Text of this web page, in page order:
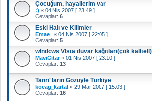
Çocuğum, hayallerim var
:) « 04 Nis 2007 [ 23:49 ]
Cevaplar: 6
Eski Halı ve Kilimler
Emae_ « 04 Nis 2007 [ 22:05 ]
Cevaplar: 5
windows Vista duvar kağıtları(çok kaliteli)
MaviGitar« 01 Nis 2007 [ 23:10 ]
Cevaplar: 13
Tanrı' ların Gözüyle Türkiye
kocag_kartal « 29 Mar 2007 [ 15:03 ]
Cevaplar: 16